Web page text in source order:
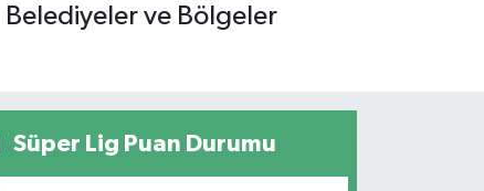
ve Bölgeler
Süper Lig Puan Durumu